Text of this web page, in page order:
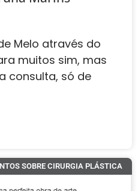
Melo através do
muitos sim, mas
consulta, só de
SOBRE CIRURGIA PLÁSTICA